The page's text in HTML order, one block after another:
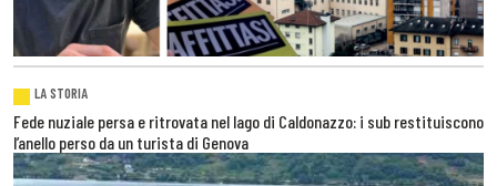
LA STORIA
Fede nuziale persa e ritrovata nel lago di Caldonazzo: i sub restituiscono
l’anello perso da un turista di Genova